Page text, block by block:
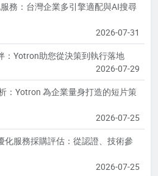
務：台灣企業多引擎適配與AI搜尋
2026-07-31
：Yotron助您從決策到執行落地
2026-07-29
：Yotron 為企業量身打造的短片策
2026-07-25
化服務採購評估：從認證、技術參
2026-07-25